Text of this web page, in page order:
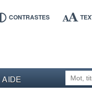
CONTRASTES
AIDE